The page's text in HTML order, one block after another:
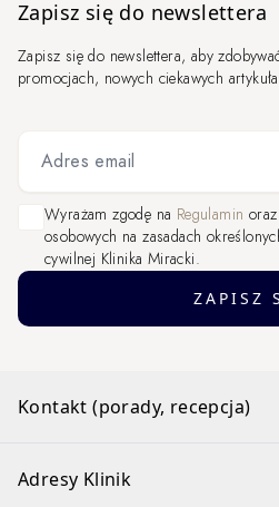
Zapisz się do newslettera
Zapisz się do newslettera, aby
promocjach, nowych ciekawych
Adres email
Wyrażam zgodę na Regulamin
osobowych na zasadach
cywilnej Klinika Miracki.
ZAPISZ
Kontakt (porady, recepcja)
Adresy Klinik